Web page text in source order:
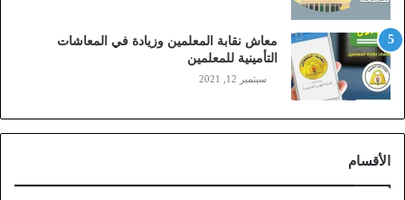
ز
ي
ن
)
ا
ل
معاش نقابة المعلمين وزيادة في المعاشات
التأمينية للمعلمين
سبتمبر 12, 2021
الأقسام